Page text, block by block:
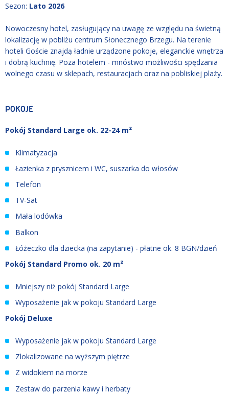
Sezon: Lato 2026
Nowoczesny hotel, zasługujący na uwagę ze względu na świetną
lokalizację w pobliżu centrum Słonecznego Brzegu. Na terenie
hoteli Goście znajdą ładnie urządzone pokoje, eleganckie wnętrza
i dobrą kuchnię. Poza hotelem - mnóstwo możliwości spędzania
wolnego czasu w sklepach, restauracjach oraz na pobliskiej plaży.
POKOJE
Pokój Standard Large ok. 22-24 m²
Klimatyzacja
Łazienka z prysznicem i WC, suszarka do włosów
Telefon
TV-Sat
Mała lodówka
Balkon
Łóżeczko dla dziecka (na zapytanie) - płatne ok. 8 BGN/dzień
Pokój Standard Promo ok. 20 m²
Mniejszy niż pokój Standard Large
Wyposażenie jak w pokoju Standard Large
Pokój Deluxe
Wyposażenie jak w pokoju Standard Large
Zlokalizowane na wyższym piętrze
Z widokiem na morze
Zestaw do parzenia kawy i herbaty